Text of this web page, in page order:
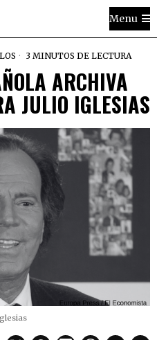
Menu
3 MINUTOS DE LECTURA
ARCHIVA
JULIO IGLESIAS